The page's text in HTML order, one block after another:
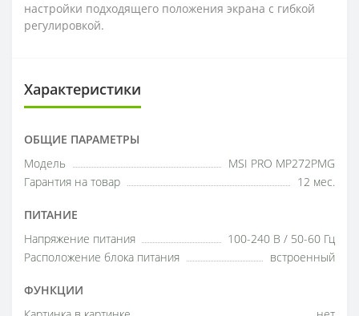
настройки подходящего положения экрана с гибкой
регулировкой.
Характеристики
ОБЩИЕ ПАРАМЕТРЫ
Модель
MSI PRO MP272PMG
Гарантия на товар
12 мес.
ПИТАНИЕ
Напряжение питания
100-240 В / 50-60 Гц
Расположение блока питания
встроенный
ФУНКЦИИ